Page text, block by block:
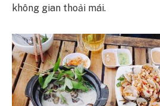
không gian thoải mái.